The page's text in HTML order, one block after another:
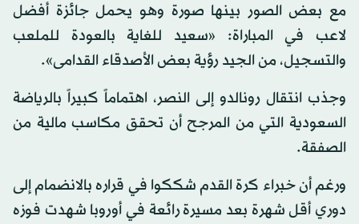
مع بعض الصور بينها صورة وهو يحمل جائزة أفضل
لاعب في المباراة: «سعيد للغاية بالعودة للملعب
والتسجيل، من الجيد رؤية بعض الأصدقاء القدامى».
وجذب انتقال رونالدو إلى النصر، اهتماماً كبيراً بالرياضة
السعودية التي من المرجح أن تحقق مكاسب مالية من
الصفقة.
ورغم أن خبراء كرة القدم شككوا في قراره بالانضمام إلى
دوري أقل شهرة بعد مسيرة رائعة في أوروبا شهدت فوزه